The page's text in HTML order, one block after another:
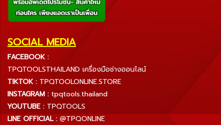
SOCIAL MEDIA
FACEBOOK :
TPQTOOLSTHAILAND เครื่องมือช่างออนไลน์
TIKTOK : TPQTOOLONLINE.STORE
INSTAGRAM : tpqtools.thailand
YOUTUBE : TPQTOOLS
LINE OFFICIAL : @TPQONLINE